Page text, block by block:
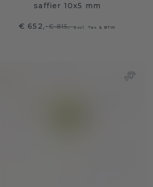
saffier 10x5 mm
€ 652,-€ 815,-Excl. Tax & BTW